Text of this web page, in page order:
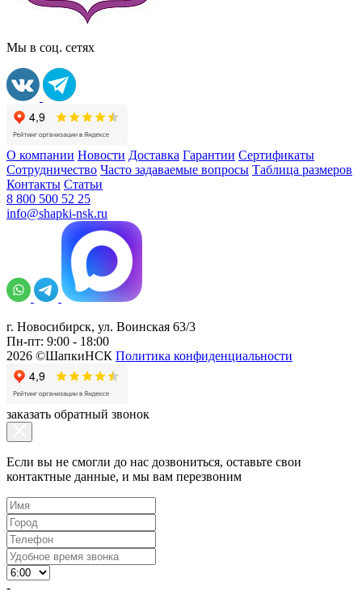
Мы в соц. сетях
О компании Новости Доставка Гарантии Сертификаты
Сотрудничество Часто задаваемые вопросы Таблица размеров
Контакты Статьи
8 800 500 52 25
info@shapki-nsk.ru
г. Новосибирск, ул. Воинская 63/3
Пн-пт: 9:00 - 18:00
2026 ©ШапкиНСК Политика конфиденциальности
заказать обратный звонок
Если вы не смогли до нас дозвониться, оставьте свои
контактные данные, и мы вам перезвоним
-